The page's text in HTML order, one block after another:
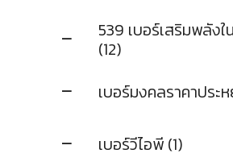
539 เบอร์เสริมพลังใ
(12)
เบอร์มงคลราคาประ
เบอร์วีไอพี (1)